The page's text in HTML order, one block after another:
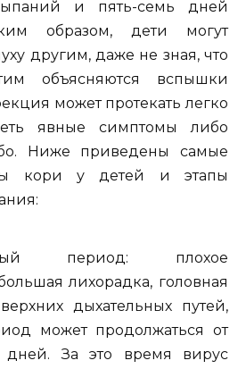
и пять-семь дней
образом, дети могут
другим, даже не зная, что
объясняются вспышки
может протекать легко
явные симптомы либо
Ниже приведены самые
кори у детей и этапы
период: плохое
лихорадка, головная
дыхательных путей,
может продолжаться от
За это время вирус